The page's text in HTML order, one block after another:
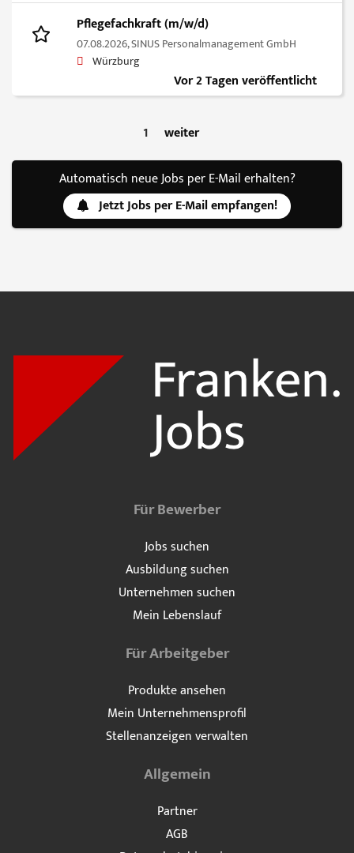
Pflegefachkraft (m/w/d)
07.08.2026,SINUS Personalmanagement GmbH
Würzburg
Vor 2 Tagen veröffentlicht
1 weiter
Automatisch neue Jobs per E-Mail erhalten?
Jetzt Jobs per E-Mail empfangen!
Für Bewerber
Jobs suchen
Ausbildung suchen
Unternehmen suchen
Mein Lebenslauf
Für Arbeitgeber
Produkte ansehen
Mein Unternehmensprofil
Stellenanzeigen verwalten
Allgemein
Partner
AGB